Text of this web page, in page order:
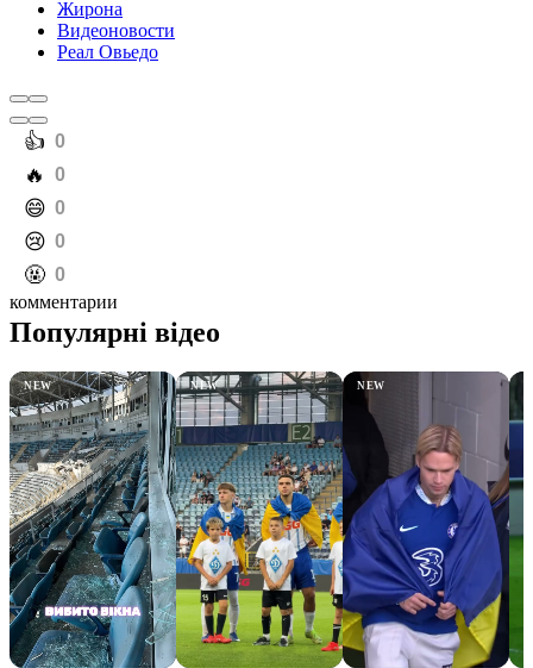
Жирона
Видеоновости
Реал Овьедо
️👍 0
️🔥 0
️😄 0
️😢 0
️🤬 0
комментарии